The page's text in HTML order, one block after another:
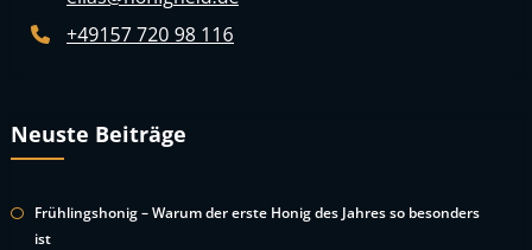
Neuste Beiträge
Frühlingshonig – Warum der erste Honig des Jahres so besonders
ist